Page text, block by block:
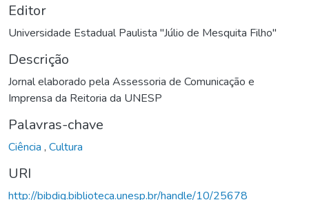
Editor
Universidade Estadual Paulista "Júlio de Mesquita Filho"
Descrição
Jornal elaborado pela Assessoria de Comunicação e
Imprensa da Reitoria da UNESP
Palavras-chave
Ciência , Cultura
URI
http://bibdig.biblioteca.unesp.br/handle/10/25678